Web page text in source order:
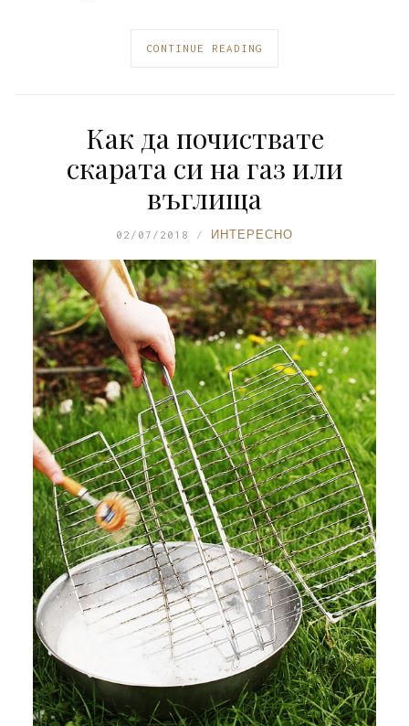
CONTINUE READING
Как да почиствате
скарата си на газ или
въглища
02/07/2018 ИНТЕРЕСНО